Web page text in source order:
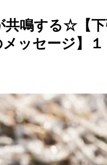
共鳴する☆【
ッセージ】１